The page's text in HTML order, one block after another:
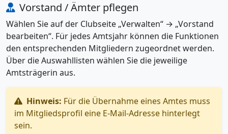
Vorstand / Ämter pflegen
Wählen Sie auf der Clubseite „Verwalten“ → „Vorstand
bearbeiten“. Für jedes Amtsjahr können die Funktionen
den entsprechenden Mitgliedern zugeordnet werden.
Über die Auswahllisten wählen Sie die jeweilige
Amtsträgerin aus.
Hinweis: Für die Übernahme eines Amtes muss
im Mitgliedsprofil eine E-Mail-Adresse hinterlegt
sein.